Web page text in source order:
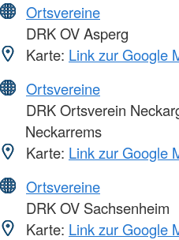
Ortsvereine
DRK OV Asperg
Karte: Link zur Google
Ortsvereine
DRK Ortsverein
Neckarrems
Karte: Link zur Google
Ortsvereine
DRK OV Sachsenheim
Karte: Link zur Google